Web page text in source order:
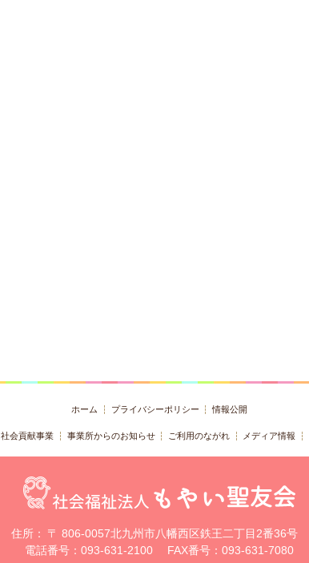
ホーム プライバシーポリシー 情報公開
社会貢献事業 事業所からのお知らせ ご利用のながれ メディア情報
住所：
〒 806-0057北九州市八幡西区鉄王二丁目2番36号
電話番号：093-631-2100
FAX番号：093-631-7080